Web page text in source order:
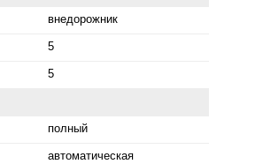
внедорожник
5
5
полный
автоматическая